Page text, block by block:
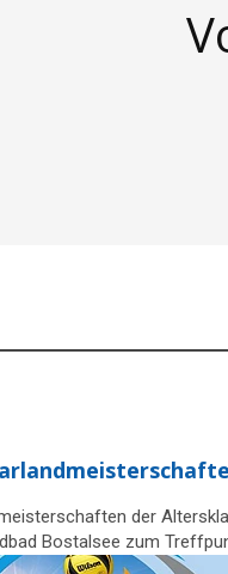
der
Bostalsee zum